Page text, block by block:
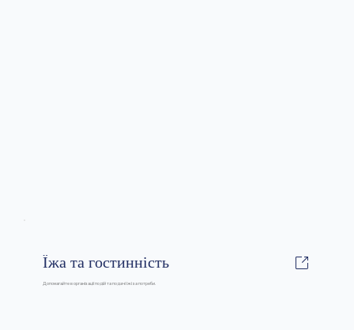
Їжа та гостинність
Допомагайте в організації подій та подачі їжі за потреби.